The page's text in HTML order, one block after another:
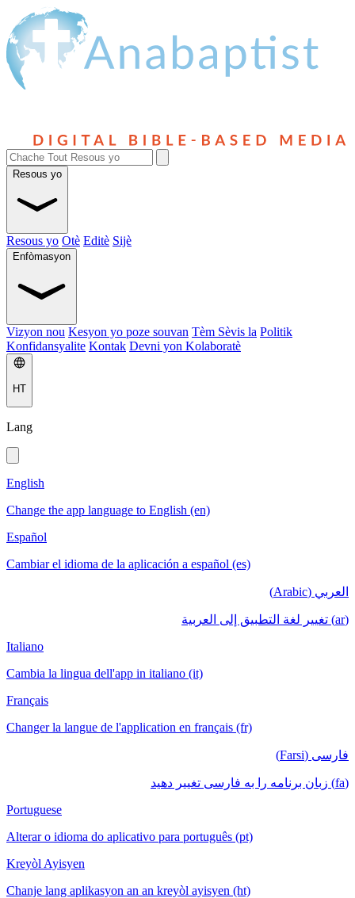
Resous yo
Resous yo Otè Editè Sijè
Enfòmasyon
Vizyon nou Kesyon yo poze souvan Tèm Sèvis la Politik
Konfidansyalite Kontak Devni yon Kolaboratè
HT
Lang
English
Change the app language to English (en)
Español
Cambiar el idioma de la aplicación a español (es)
العربي (Arabic)
(ar) تغيير لغة التطبيق إلى العربية
Italiano
Cambia la lingua dell'app in italiano (it)
Français
Changer la langue de l'application en français (fr)
فارسی (Farsi)
(fa) زبان برنامه را به فارسی تغییر دهید
Portuguese
Alterar o idioma do aplicativo para português (pt)
Kreyòl Ayisyen
Chanje lang aplikasyon an an kreyòl ayisyen (ht)